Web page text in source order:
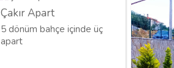
Çakır Apart
5 dönüm bahçe içinde üç
apart